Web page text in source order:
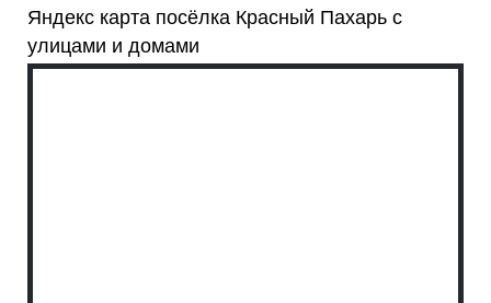
Яндекс карта посёлка Красный Пахарь с
улицами и домами